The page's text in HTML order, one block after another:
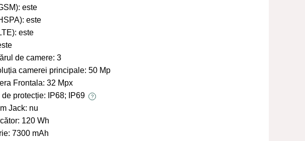
este
este
este
de camere: 3
camerei principale: 50 Mp
Frontala: 32 Mpx
de protecție:
IP68; IP69 ?
Jack: nu
120 Wh
7300 mAh